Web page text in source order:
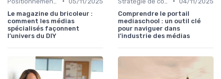
Le magazine du bricoleur :
comment les médias
spécialisés façonnent
l’univers du DIY
Comprendre le portail
mediaschool : un outil clé
pour naviguer dans
l’industrie des médias